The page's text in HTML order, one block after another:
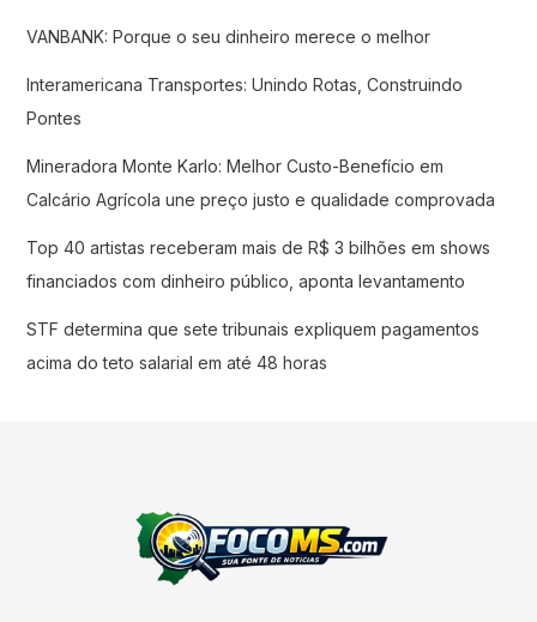
VANBANK: Porque o seu dinheiro merece o melhor
Interamericana Transportes: Unindo Rotas, Construindo
Pontes
Mineradora Monte Karlo: Melhor Custo-Benefício em
Calcário Agrícola une preço justo e qualidade comprovada
Top 40 artistas receberam mais de R$ 3 bilhões em shows
financiados com dinheiro público, aponta levantamento
STF determina que sete tribunais expliquem pagamentos
acima do teto salarial em até 48 horas